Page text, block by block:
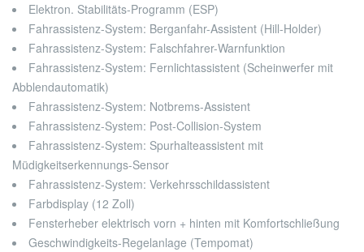
Elektron. Stabilitäts-Programm (ESP)
Fahrassistenz-System: Berganfahr-Assistent (Hill-Holder)
Fahrassistenz-System: Falschfahrer-Warnfunktion
Fahrassistenz-System: Fernlichtassistent (Scheinwerfer mit
Abblendautomatik)
Fahrassistenz-System: Notbrems-Assistent
Fahrassistenz-System: Post-Collision-System
Fahrassistenz-System: Spurhalteassistent mit
Müdigkeitserkennungs-Sensor
Fahrassistenz-System: Verkehrsschildassistent
Farbdisplay (12 Zoll)
Fensterheber elektrisch vorn + hinten mit Komfortschließung
Geschwindigkeits-Regelanlage (Tempomat)